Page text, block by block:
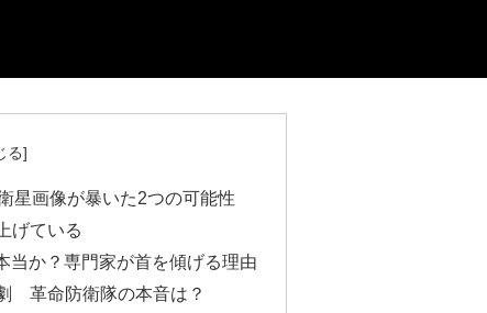
星画像が暴いた2つの可能性
げている
当か？専門家が首を傾げる理由
革命防衛隊の本音は？